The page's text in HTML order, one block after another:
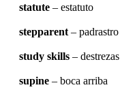
statute – estatuto
stepparent – padrastro
study skills –
supine – boca arriba